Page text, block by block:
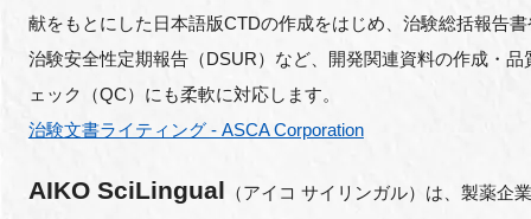
献をもとにした日本語版CTDの作成をはじめ、治験総括報告書
治験安全性定期報告（DSUR）など、開発関連資料の作成・品
ェック（QC）にも柔軟に対応します。
治験文書ライティング - ASCA Corporation
AIKO SciLingual （アイコ サイリンガル）は、製薬企